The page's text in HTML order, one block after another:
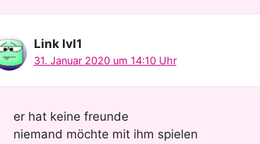
Link lvl1
31. Januar 2020 um 14:10 Uhr
er hat keine freunde
niemand möchte mit ihm spielen